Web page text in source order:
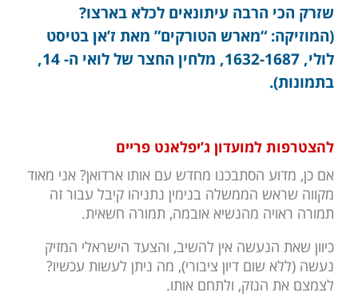
שזרק הכי הרבה עיתונאים לכלא בארצו?
(המוזיקה: “מארש הטורקים” מאת ז’אן בטיסט
לולי, 1632-1687, מלחין החצר של לואי ה- 14,
בתמונות).
להצטרפות למועדון ג’יפלאנט פריים
אם כן, מדוע הסתבכנו מחדש עם אותו ארדואן? אני מאוד
מקווה שראש הממשלה בנימין נתניהו קיבל עבור זה
תמורה ראויה מהנשיא אובמה, תמורה חשאית.
כיוון שאת הנעשה אין להשיב, והצעד הישראלי המזיק
נעשה (ללא שום דיון ציבורי), מה ניתן לעשות עכשיו?
לצמצם את הנזק, ולתחם אותו.